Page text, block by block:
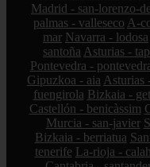
Madrid - san-lorenzo-
palmas - valleseco A-
mar Navarra - lodosa
santoña Asturias -
Pontevedra -
Gipuzkoa - aia Asturias
fuengirola Bizkaia -
Castellón - benicàssim
Murcia - san-javier
Bizkaia - berriatua
tenerife La-rioja -